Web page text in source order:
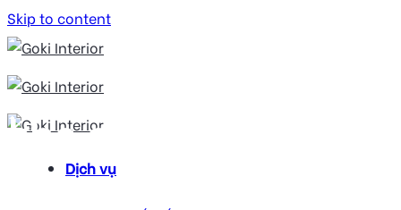
Skip to content
Dịch vụ
khe chân tường có